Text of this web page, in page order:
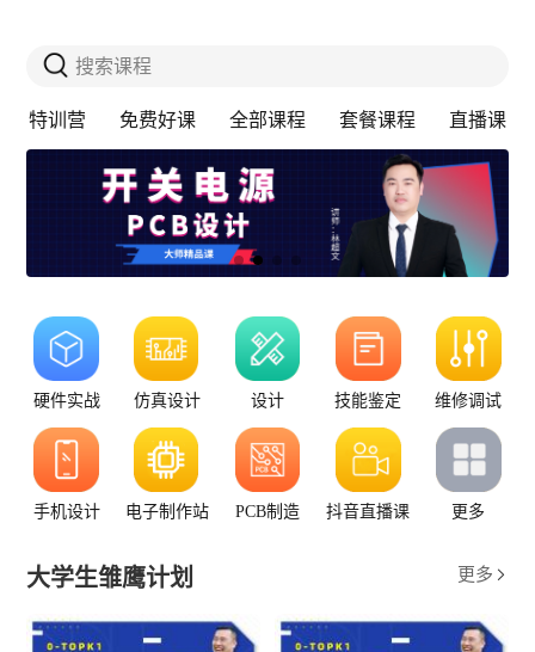
搜索课程
特训营 免费好课 全部课程 套餐课程 直播课
硬件实战 仿真设计 设计 技能鉴定 维修调试
手机设计 电子制作站 PCB制造 抖音直播课 更多
大学生雏鹰计划 更多 